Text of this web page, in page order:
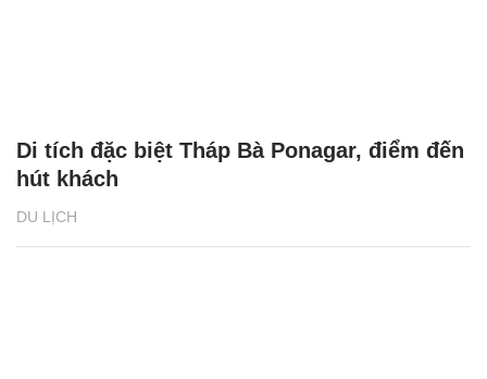
DU LỊCH
Di tích đặc biệt Tháp Bà Ponagar, điểm đến
hút khách